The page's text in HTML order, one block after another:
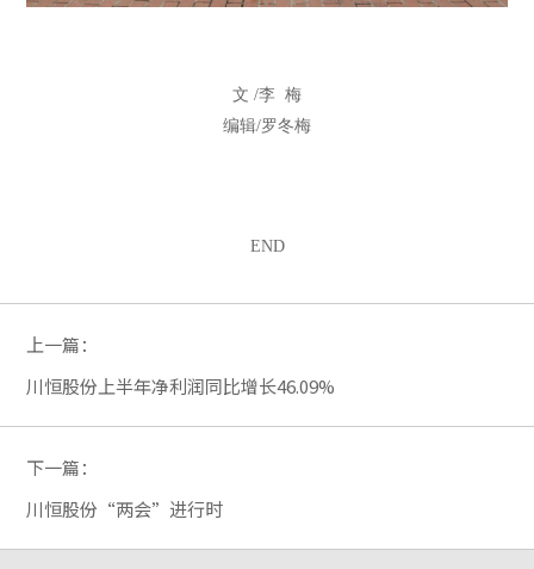
文 /李 梅
编辑/罗冬梅
END
上一篇：
川恒股份上半年净利润同比增长46.09%
下一篇：
川恒股份“两会”进行时